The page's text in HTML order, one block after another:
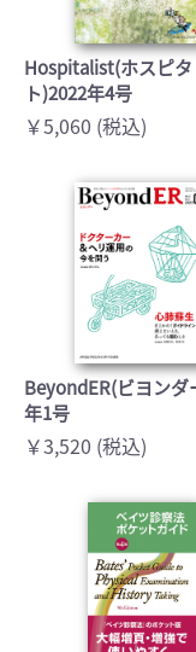
Hospitalist(ホスピタ
ト)2022年4号
￥5,060 (税込)
BeyondER(ビヨンダ
年1号
￥3,520 (税込)